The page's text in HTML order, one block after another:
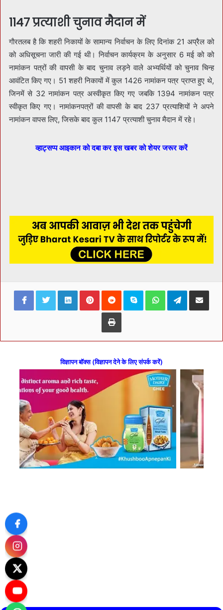
1147 प्रत्याशी चुनाव मैदान में
गाैरतलब है कि शहरी निकायों के सामान्य निर्वाचन के लिए दिनांक 21 अप्रैल को
को अधिसूचना जारी की गई थी। निर्वाचन कार्यक्रम के अनुसार 6 मई को को
नामांकन पत्रों की वापसी के बाद चुनाव लड़ने वाले अभ्यर्थियों को चुनाव चिन्ह
आवंटित किए गए। 51 शहरी निकायों में कुल 1426 नामांकन पत्र प्राप्त हुए थे,
जिनमें से 32 नामांकन पत्र अस्वीकृत किए गए जबकि 1394 नामांकन पत्र
स्वीकृत किए गए। नामांकनपत्रों की वापसी के बाद 237 प्रत्याशियों ने अपने
नामांकन वापस लिए, जिसके बाद कुल 1147 प्रत्याशी चुनाव मैदान में रहे।
व्हाट्सप्प आइकान को दबा कर इस खबर को शेयर जरूर करें
FacebookTwitterLinkedInPinterestReddit Skype WhatsAppTelegramShare via
Print
विज्ञापन बॉक्स (विज्ञापन देने के लिए संपर्क करें)